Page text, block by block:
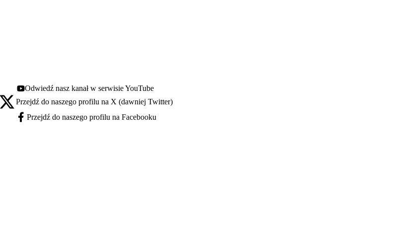
Youtube - otwiera się w nowej karcie
Odwiedź nasz kanał w serwisie YouTube
X - otwiera się w nowej karcie
Przejdź do naszego profilu na X (dawniej Twitter)
Facebook - otwiera się w nowej karcie
Przejdź do naszego profilu na Facebooku